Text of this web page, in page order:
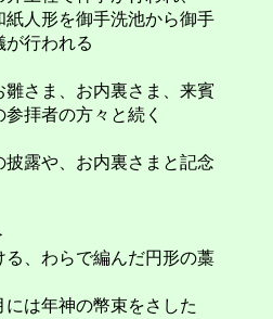
人形を御手洗池から御手
が行われる
さま、お内裏さま、来賓
参拝者の方々と続く
露や、お内裏さまと記念
、わらで編んだ円形の藁
は年神の幣束をさした